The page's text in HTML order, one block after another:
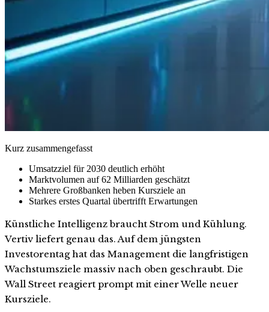
Kurz zusammengefasst
Umsatzziel für 2030 deutlich erhöht
Marktvolumen auf 62 Milliarden geschätzt
Mehrere Großbanken heben Kursziele an
Starkes erstes Quartal übertrifft Erwartungen
Künstliche Intelligenz braucht Strom und Kühlung.
Vertiv liefert genau das. Auf dem jüngsten
Investorentag hat das Management die langfristigen
Wachstumsziele massiv nach oben geschraubt. Die
Wall Street reagiert prompt mit einer Welle neuer
Kursziele.